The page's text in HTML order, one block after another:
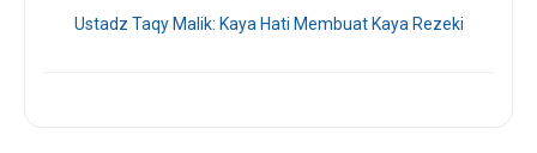
Ustadz Taqy Malik: Kaya Hati Membuat Kaya Rezeki